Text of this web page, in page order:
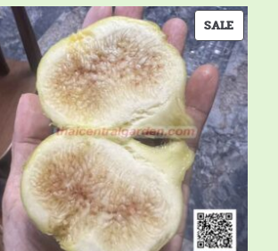
SALEPRODUCT
ON
SALE